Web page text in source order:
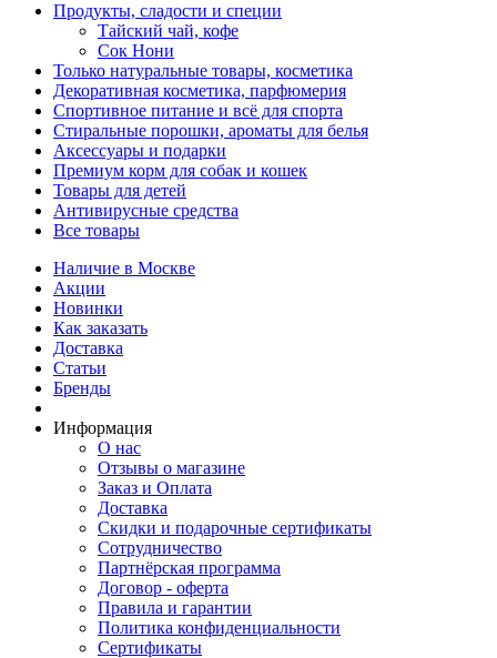
Продукты, сладости и специи
Тайский чай, кофе
Сок Нони
Только натуральные товары, косметика
Декоративная косметика, парфюмерия
Спортивное питание и всё для спорта
Стиральные порошки, ароматы для белья
Аксессуары и подарки
Премиум корм для собак и кошек
Товары для детей
Антивирусные средства
Все товары
Наличие в Москве
Акции
Новинки
Как заказать
Доставка
Статьи
Бренды
Информация
О нас
Отзывы о магазине
Заказ и Оплата
Доставка
Скидки и подарочные сертификаты
Сотрудничество
Партнёрская программа
Договор - оферта
Правила и гарантии
Политика конфиденциальности
Сертификаты